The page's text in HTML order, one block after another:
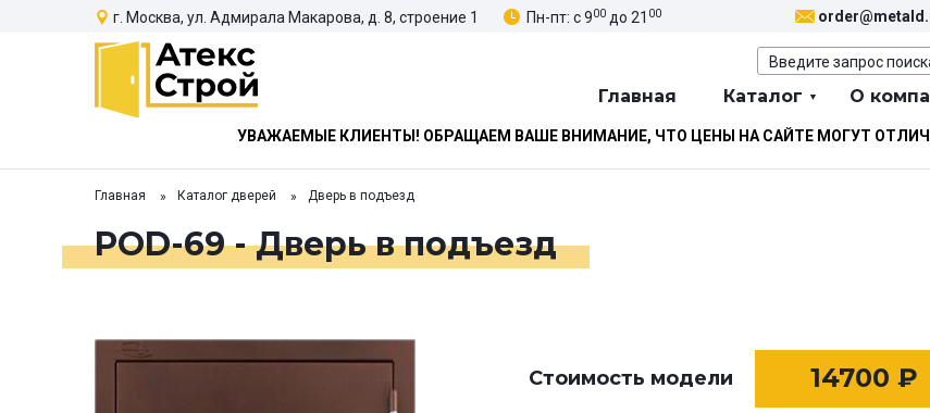
г. Москва, ул. Адмирала Макарова, д. 8, строение 1 Пн-пт: с 900 до 21 00
Главная Каталог О
УВАЖАЕМЫЕ КЛИЕНТЫ! ОБРАЩАЕМ ВАШЕ ВНИМАНИЕ, ЧТО ЦЕНЫ НА САЙТЕ МОГУТ
Главная Каталог дверей Дверь в подъезд
POD-69 - Дверь в подъезд
Стоимость модели 14700 ₽